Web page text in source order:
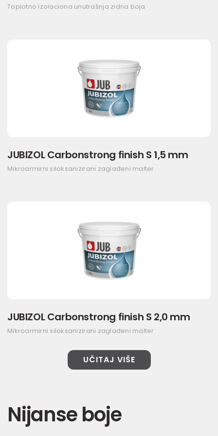
Toplotno izolaciona unutrašnja zidna boja
JUBIZOL Carbonstrong finish S 1,5 mm
Mikroarmirni siloksanizirani zaglađeni malter
JUBIZOL Carbonstrong finish S 2,0 mm
Mikroarmirni siloksanizirani zaglađeni malter
UČITAJ VIŠE
Nijanse boje